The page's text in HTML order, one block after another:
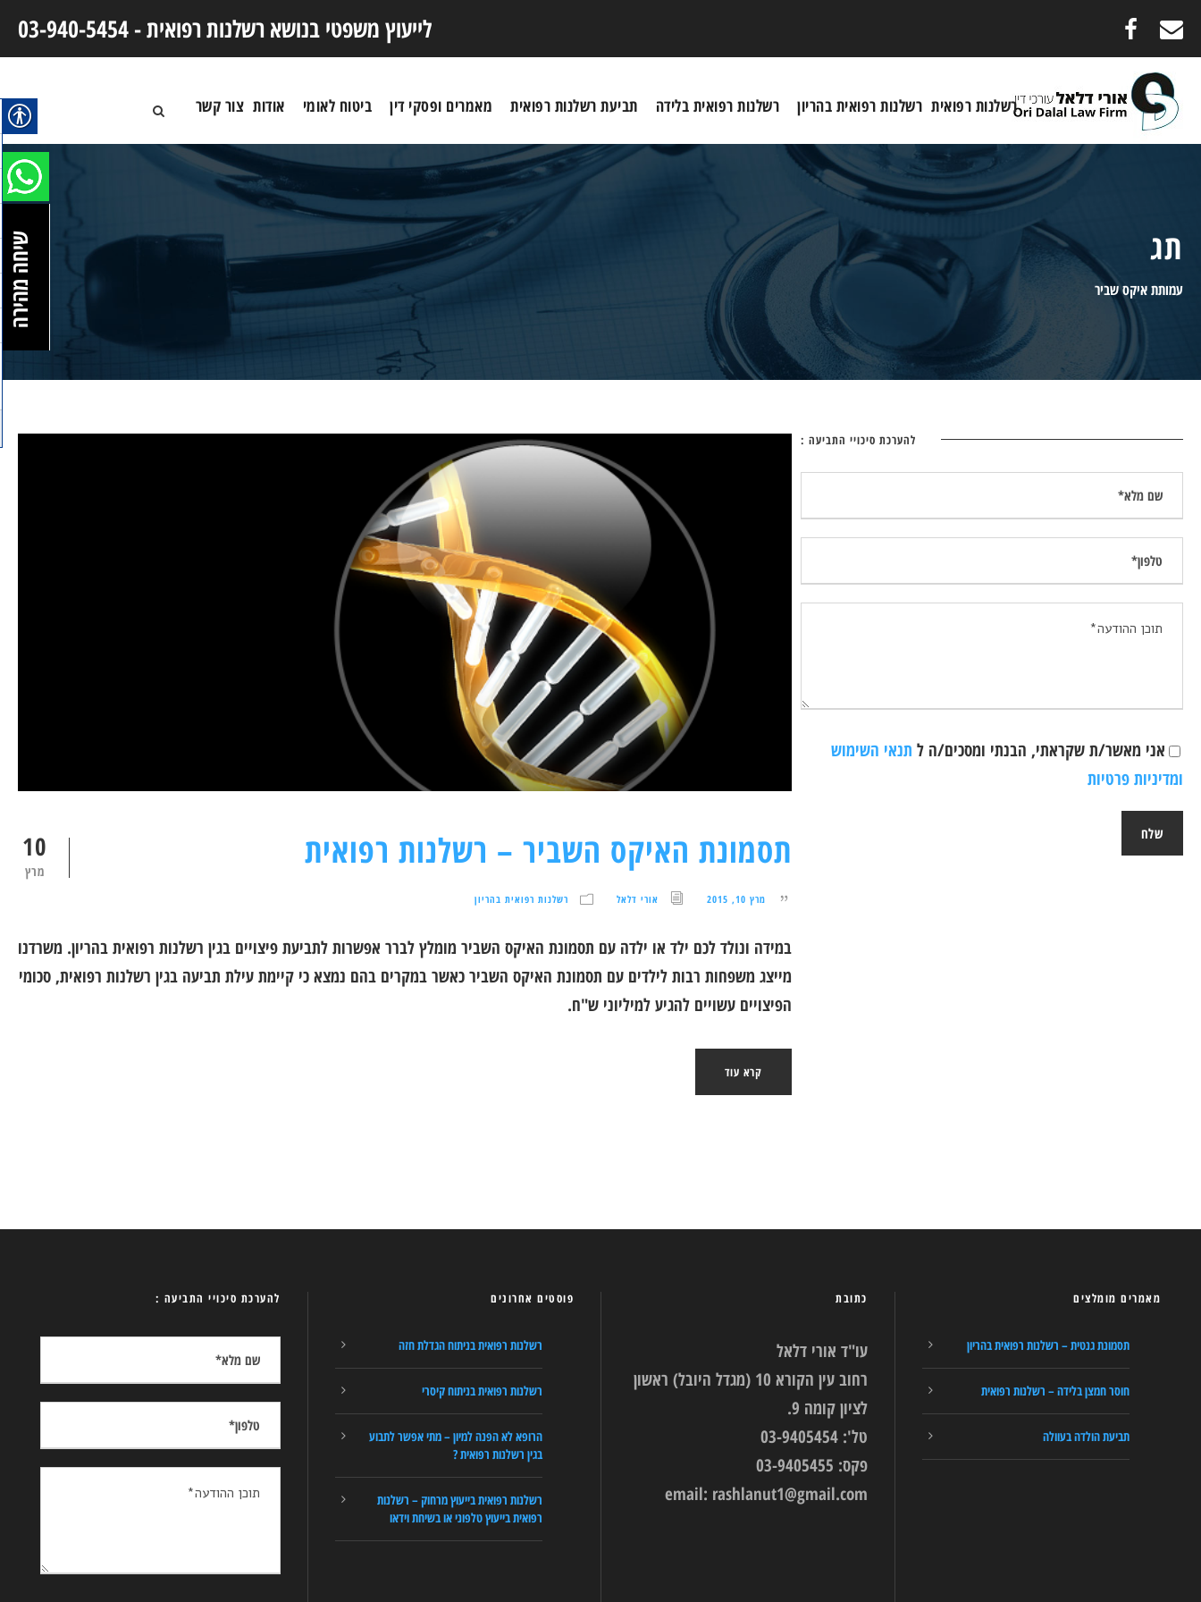
לייעוץ משפטי בנושא רשלנות רפואית -03-940-5454
רשלנות רפואית רשלנות רפואית בהריון רשלנות רפואית בלידה תביעת רשלנות רפואית מאמרים ופסקי דין ביטוח לאומי אודות צור קשר
תג
עמותת איקס שביר
10
מרץ תסמונת האיקס השביר – רשלנות רפואית
מרץ 10, 2015 אורי דלאל רשלנות רפואית בהריון
במידה ונולד לכם ילד או ילדה עם תסמונת האיקס השביר מומלץ לברר אפשרות לתביעת פיצויים בגין רשלנות רפואית בהריון. משרדנו
מייצג משפחות רבות לילדים עם תסמונת האיקס השביר כאשר במקרים בהם נמצא כי קיימת עילת תביעה בגין רשלנות רפואית, סכומי
הפיצויים עשויים להגיע למיליוני ש"ח.
קרא עוד
להערכת סיכויי התביעה :
אני מאשר/ת שקראתי, הבנתי ומסכים/ה ל תנאי השימוש
ומדיניות פרטיות
להערכת סיכויי התביעה : פוסטים אחרונים
רשלנות רפואית בניתוח הגדלת חזה
רשלנות רפואית בניתוח קיסרי
הרופא לא הפנה למיון – מתי אפשר לתבוע
בגין רשלנות רפואית ?
רשלנות רפואית בייעוץ מרחוק – רשלנות
רפואית בייעוץ טלפוני או בשיחת וידאו
כתובת
עו"ד אורי דלאל
רחוב עין הקורא 10 (מגדל היובל) ראשון
לציון קומה 9.
טל': 03-9405454
פקס: 03-9405455
email: rashlanut1@gmail.com
מאמרים מומלצים
תסמונת גנטית – רשלנות רפואית בהריון
חוסר חמצן בלידה – רשלנות רפואית
תביעת הולדה בעוולה
שיחה מהירה